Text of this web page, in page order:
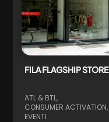
ATL & BTL
CONSUMER ACTIVATION
EVENTI
FILA FLAGSHIP STORE